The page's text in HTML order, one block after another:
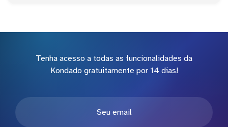
Tenha acesso a todas as funcionalidades da
Kondado gratuitamente por 14 dias!